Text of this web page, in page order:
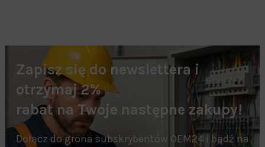
Zapisz się do newslettera i
otrzymaj 2%
rabat na Twoje następne zakupy!
Dołącz do grona subskrybentów OEM24 i bądź na